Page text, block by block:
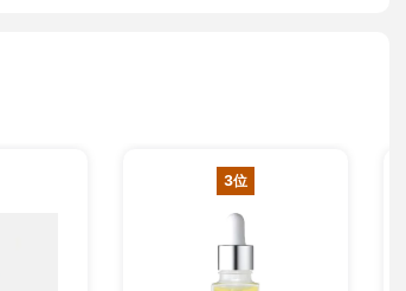
3位